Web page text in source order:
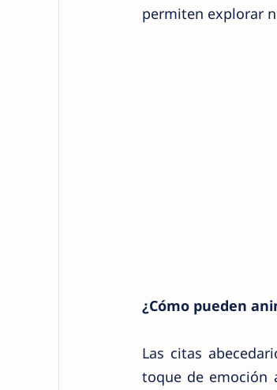
permiten explorar
¿Cómo pueden
Las citas
toque de emoción